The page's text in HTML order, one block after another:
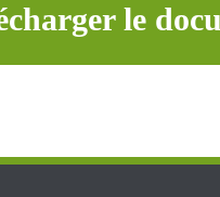
le